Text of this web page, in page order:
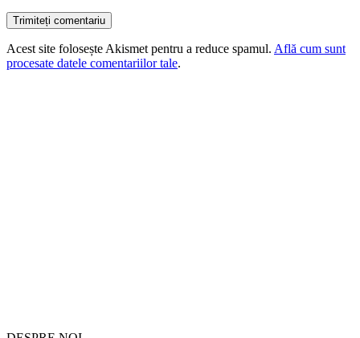
Acest site folosește Akismet pentru a reduce spamul. Află cum sunt
procesate datele comentariilor tale.